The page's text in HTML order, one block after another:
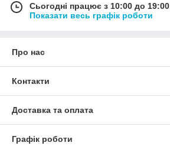
Сьогодні працює з 10:00 до 19:00
Показати весь графік роботи
Про нас
Контакти
Доставка та оплата
Графік роботи